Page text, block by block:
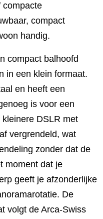
compacte
compact
handig.
compact balhoofd
in een klein formaat.
en heeft een
is voor een
DSLR met
vergrendeld, wat
zonder dat de
moment dat je
geeft je afzonderlijke
De
volgt de Arca-Swiss